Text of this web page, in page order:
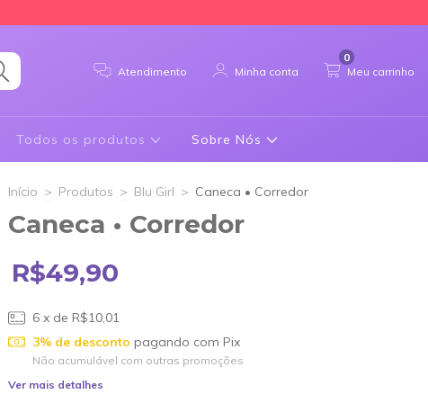
Atendimento Minha conta Meu carrinho
0
Todos os produtos Sobre Nós
Início > Produtos > Blu Girl > Caneca • Corredor
Caneca • Corredor
R$49,90
6 x de R$10,01
3% de desconto pagando com Pix
Não acumulável com outras promoções
Ver mais detalhes